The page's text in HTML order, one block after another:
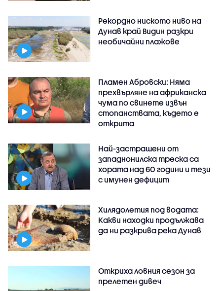
Рекордно ниското ниво на
Дунав край Видин разкри
необичайни плажове
Пламен Абровски: Няма
прехвърляне на африканска
чума по свинете извън
стопанствата, където е
открита
Най-застрашени от
западнонилска треска са
хората над 60 години и тези
с имунен дефицит
Хилядолетия под водата:
Какви находки продължава
да ни разкрива река Дунав
Откриха ловния сезон за
прелетен дивеч